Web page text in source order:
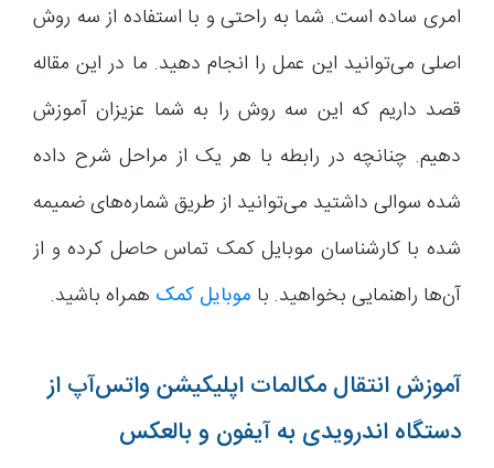
امری ساده است. شما به راحتی و با استفاده از سه روش
اصلی می‌توانید این عمل را انجام دهید. ما در این مقاله
قصد داریم که این سه روش را به شما عزیزان آموزش
دهیم. چنانچه در رابطه با هر یک از مراحل شرح داده
شده سوالی داشتید می‌توانید از طریق شماره‌های ضمیمه
شده با کارشناسان موبایل کمک تماس حاصل کرده و از
آن‌ها راهنمایی بخواهید. با موبایل کمک همراه باشید.
آموزش انتقال مکالمات اپلیکیشن واتس‌آپ از
دستگاه اندرویدی به آیفون و بالعکس